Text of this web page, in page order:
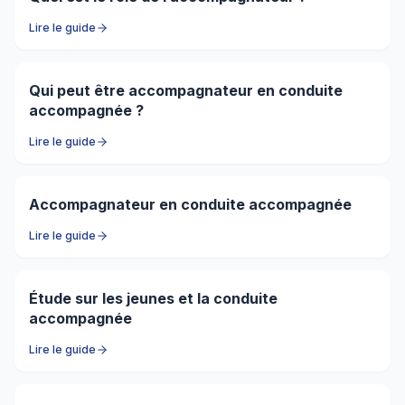
Lire le guide
Qui peut être accompagnateur en conduite
accompagnée ?
Lire le guide
Accompagnateur en conduite accompagnée
Lire le guide
Étude sur les jeunes et la conduite
accompagnée
Lire le guide